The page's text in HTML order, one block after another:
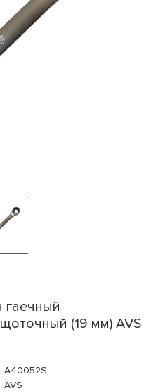
гаечный
(19 мм) AVS
A40052S
AVS